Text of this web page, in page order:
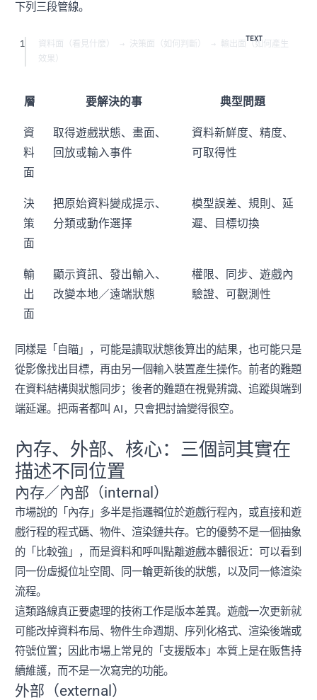
下列三段管線。
1
資料面（看見什麼） → 決策面（如何判斷） → 輸出面（如何產生
效果）
層 要解決的事 典型問題
資
料
面
取得遊戲狀態、畫面、
回放或輸入事件
資料新鮮度、精度、
可取得性
決
策
面
把原始資料變成提示、
分類或動作選擇
模型誤差、規則、延
遲、目標切換
輸
出
面
顯示資訊、發出輸入、
改變本地／遠端狀態
權限、同步、遊戲內
驗證、可觀測性
同樣是「自瞄」，可能是讀取狀態後算出的結果，也可能只是
從影像找出目標，再由另一個輸入裝置產生操作。前者的難題
在資料結構與狀態同步；後者的難題在視覺辨識、追蹤與端到
端延遲。把兩者都叫 AI，只會把討論變得很空。
內存、外部、核心：三個詞其實在
描述不同位置
內存／內部（internal）
市場說的「內存」多半是指邏輯位於遊戲行程內，或直接和遊
戲行程的程式碼、物件、渲染鏈共存。它的優勢不是一個抽象
的「比較強」，而是資料和呼叫點離遊戲本體很近：可以看到
同一份虛擬位址空間、同一輪更新後的狀態，以及同一條渲染
流程。
這類路線真正要處理的技術工作是版本差異。遊戲一次更新就
可能改掉資料布局、物件生命週期、序列化格式、渲染後端或
符號位置；因此市場上常見的「支援版本」本質上是在販售持
續維護，而不是一次寫完的功能。
外部（external）